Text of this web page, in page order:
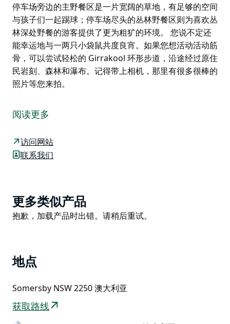
停车场旁边的主野餐区是一片宽阔的草地，有足够的空间
与孩子们一起踢球；停车场尽头的丛林野餐区则为喜欢丛
林深处野餐的游客提供了更为粗犷的环境。 您说不定还
能幸运地与一两只小袋鼠共度良宵。如果您想活动活动筋
骨，可以尝试轻松的 Girrakool 环形步道，沿途经过原住
民岩刻、森林和瀑布。记得带上相机，那里有很多很棒的
照片等您来拍。
费烧烤架、野餐桌和充足的停车位，地理位置优越，方便
从悉尼或纽卡斯尔出发的游客，是家庭聚会的理想场所。
停车场旁边的主野餐区是一片宽阔的草地，有足够的空间
与孩子们一起踢球；停车场尽头的丛林野餐区则为喜欢丛
活动活动筋骨，可以尝试轻松的 Girrakool 环形步道，沿
途经过原住民岩刻、森林和瀑布。记得带上相机，那里有
很多很棒的照片等您来拍。
阅读更多
访问网站
联系我们
Product
List
更多类似产品
Product
抱歉，加载产品时出错。请稍后重试。
地点
Somersby NSW 2250 澳大利亚
获取路线